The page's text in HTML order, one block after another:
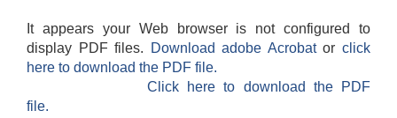
It appears your Web browser is not configured to
display PDF files.
Download adobe Acrobatorclick
here to download the PDF file.
Click here to download the PDF
file.